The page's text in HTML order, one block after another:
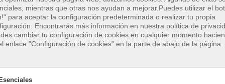
mientras que otras nos ayudan a mejorar. Puedes utilizar el
para aceptar la configuración predeterminada o realizar tu propia
Encontrarás más información en nuestra política de
cambiar tu configuración de cookies en cualquier momento
enlace "Configuración de cookies" en la parte de abajo de la página.
para jugar en